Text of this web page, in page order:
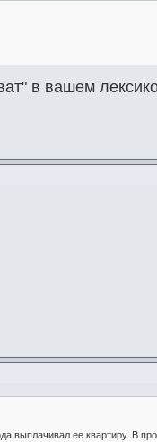
в вашем
выплачивал ее квартиру. В